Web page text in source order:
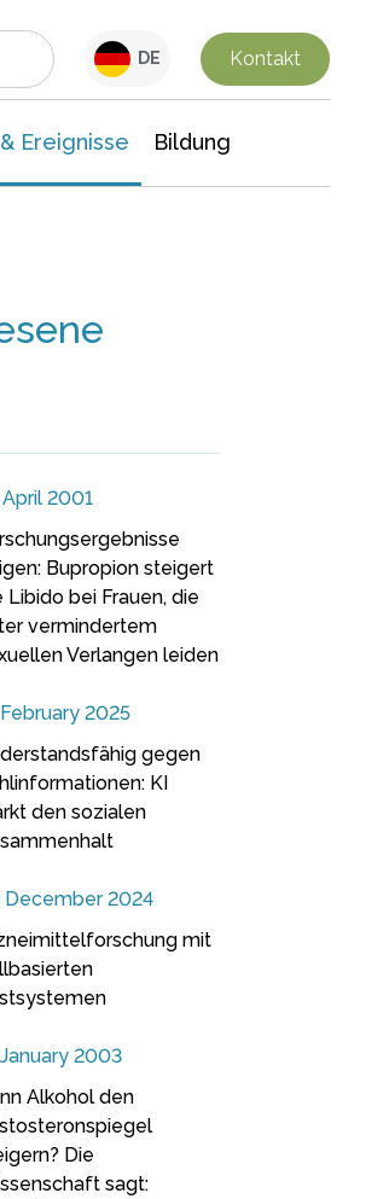
DE Kontakt
Ereignisse Bildung
April 2001
Bupropion steigert
Libido bei Frauen, die
vermindertem
Verlangen leiden
2025
gegen
KI
den sozialen
December 2024
mit
2003
Alkohol den
Die
sagt: